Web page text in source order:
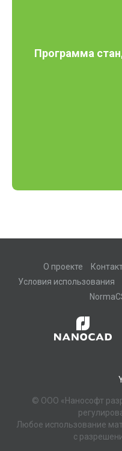
Программа
О проекте
Условия использования
© ООО «Нанософт
Любое использование
с